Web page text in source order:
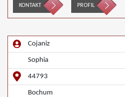
Nachbarschaftsmediation,
KONTAKT PROFIL
Cojaniz
Sophia
44793
Bochum